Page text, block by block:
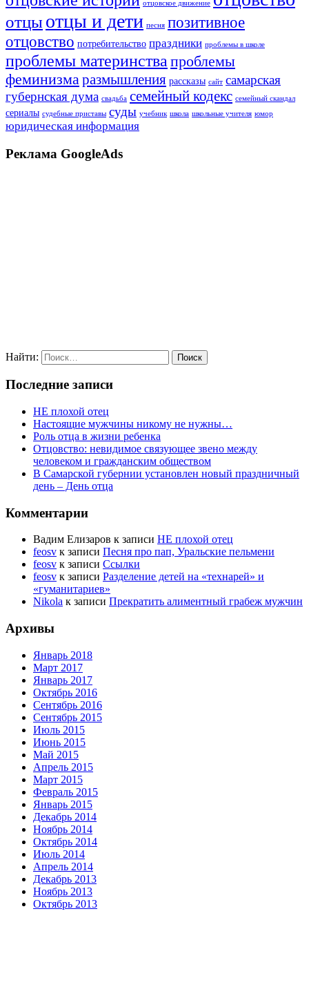
отцовское движение
отцыотцы и дети песня позитивное
отцовство потребительство праздники проблемы в школе
проблемы материнства проблемы
феминизмаразмышления рассказы сайт самарская
губернская дума свадьба семейный кодекс семейный скандал
сериалы судебные приставы суды учебник школа школьные учителя юмор
юридическая информация
Реклама GoogleAds
Найти:
Последние записи
НЕ плохой отец
Настоящие мужчины никому не нужны…
Роль отца в жизни ребенка
Отцовство: невидимое связующее звено между
человеком и гражданским обществом
В Самарской губернии установлен новый праздничный
день – День отца
Комментарии
Вадим Елизаров к записи НЕ плохой отец
feosv к записи Песня про пап, Уральские пельмени
feosv к записи Ссылки
feosv к записи Разделение детей на «технарей» и
«гуманитариев»
Nikola к записи Прекратить алиментный грабеж мужчин
Архивы
Январь 2018
Март 2017
Январь 2017
Октябрь 2016
Сентябрь 2016
Сентябрь 2015
Июль 2015
Июнь 2015
Май 2015
Апрель 2015
Март 2015
Февраль 2015
Январь 2015
Декабрь 2014
Ноябрь 2014
Октябрь 2014
Июль 2014
Апрель 2014
Декабрь 2013
Ноябрь 2013
Октябрь 2013